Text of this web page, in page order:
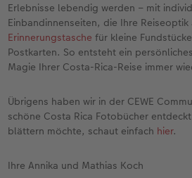
Erlebnisse lebendig werden – mit
Einbandinnenseiten, die Ihre
Erinnerungstasche für kleine
Postkarten. So entsteht ein
Magie Ihrer Costa-Rica-Reise immer
Übrigens haben wir in der CEWE
schöne Costa Rica Fotobücher
blättern möchte, schaut einfach hier.
Ihre Annika und Mathias Koch